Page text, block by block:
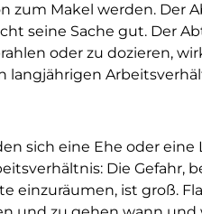
zum Makel werden. Der
seine Sache gut. Der
oder zu dozieren,
sich eine Ehe oder
Die Gefahr,
einzuräumen, ist groß.